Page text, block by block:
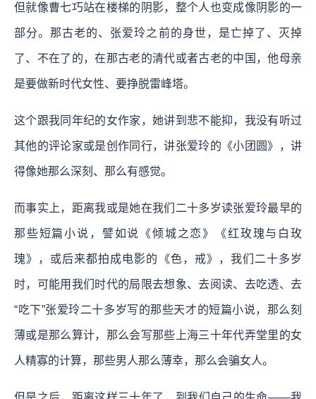
但就像曹七巧站在楼梯的阴影，整个人也变成像阴影的一
部分。那古老的、张爱玲之前的身世，是亡掉了、灭掉
了、不在了的，在那古老的清代或者古老的中国，他母亲
是要做新时代女性、要挣脱雷峰塔。
这个跟我同年纪的女作家，她讲到悲不能抑，我没有听过
其他的评论家或是创作同行，讲张爱玲的《小团圆》，讲
得像她那么深刻、那么有感觉。
而事实上，距离我或是她在我们二十多岁读张爱玲最早的
那些短篇小说，譬如说《倾城之恋》《红玫瑰与白玫
瑰》，或后来都拍成电影的《色，戒》，我们二十多岁
时，可能用我们时代的局限去想象、去阅读、去吃透、去
“吃下”张爱玲二十多岁写的那些天才的短篇小说，那么刻
薄或是那么算计，那么会写那些上海三十年代弄堂里的女
人精寡的计算，那些男人那么薄幸，那么会骗女人。